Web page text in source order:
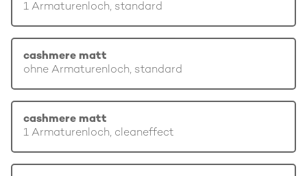
1 Armaturenloch, standard
cashmere matt
ohne Armaturenloch, standard
cashmere matt
1 Armaturenloch, cleaneffect